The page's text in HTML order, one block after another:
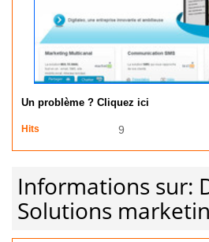
Un problème ? Cliquez ici
Hits 9
Informations sur:
Solutions